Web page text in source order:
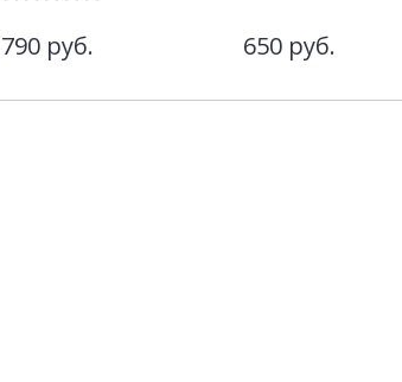
790 руб. 650 руб.